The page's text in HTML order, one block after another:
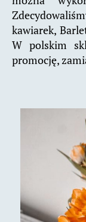
kawiarek,
W polskim
promocję,